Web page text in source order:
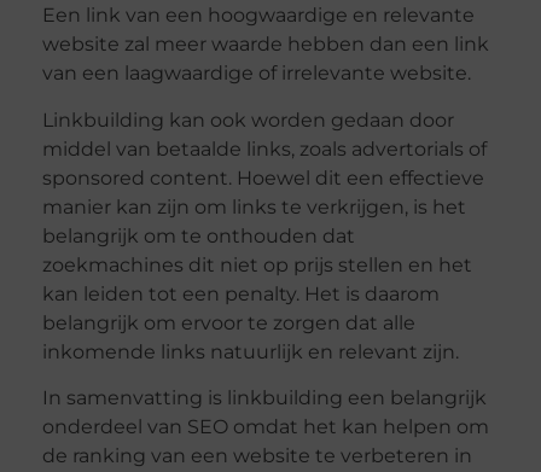
Een link van een hoogwaardige en relevante
website zal meer waarde hebben dan een link
van een laagwaardige of irrelevante website.
Linkbuilding kan ook worden gedaan door
middel van betaalde links, zoals advertorials of
sponsored content. Hoewel dit een effectieve
manier kan zijn om links te verkrijgen, is het
belangrijk om te onthouden dat
zoekmachines dit niet op prijs stellen en het
kan leiden tot een penalty. Het is daarom
belangrijk om ervoor te zorgen dat alle
inkomende links natuurlijk en relevant zijn.
In samenvatting is linkbuilding een belangrijk
onderdeel van SEO omdat het kan helpen om
de ranking van een website te verbeteren in